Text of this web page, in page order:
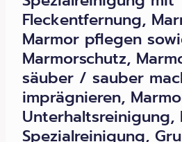
Fleckentfernung,
Marmor pflegen
Marmorschutz,
säuber / sauber
imprägnieren,
Unterhaltsreinigung,
Spezialreinigung,